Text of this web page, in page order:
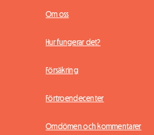
Om oss
Hur fungerar det?
Försäkring
Förtroendecenter
Omdömen och kommentarer